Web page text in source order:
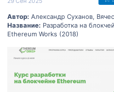
Автор: Александр Суханов,
Название: Разработка на
Ethereum Works (2018)